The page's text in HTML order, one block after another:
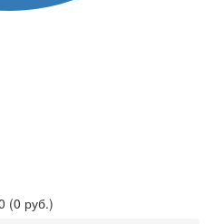
(0 руб.)